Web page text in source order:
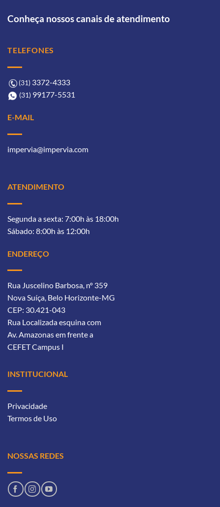
Conheça nossos canais de atendimento
TELEFONES
(31) 3372-4333ㅤ
(31) 99177-5531ㅤㅤ
E-MAIL
impervia@impervia.com
ATENDIMENTO
Segunda a sexta: 7:00h às 18:00h
Sábado: 8:00h às 12:00h
ENDEREÇO
Rua Juscelino Barbosa, nº 359
Nova Suíça, Belo Horizonte-MG
CEP: 30.421-043
Rua Localizada esquina com
Av. Amazonasem frente a
CEFET Campus I
INSTITUCIONAL
Privacidade
Termos de Uso
NOSSAS REDES